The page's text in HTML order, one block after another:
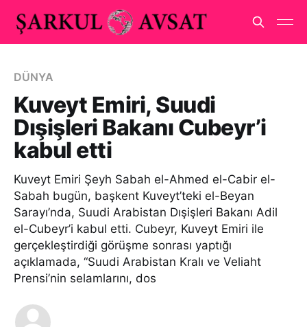
DÜNYA
Kuveyt Emiri, Suudi
Dışişleri Bakanı Cubeyr’i
kabul etti
Kuveyt Emiri Şeyh Sabah el-Ahmed el-Cabir el-
Sabah bugün, başkent Kuveyt’teki el-Beyan
Sarayı’nda, Suudi Arabistan Dışişleri Bakanı Adil
el-Cubeyr’i kabul etti. Cubeyr, Kuveyt Emiri ile
gerçekleştirdiği görüşme sonrası yaptığı
açıklamada, “Suudi Arabistan Kralı ve Veliaht
Prensi’nin selamlarını, dos